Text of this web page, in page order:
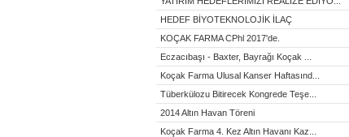
HEDEF BİYOTEKNOLOJİK İLAÇ
KOÇAK FARMA CPhl 2017'de.
Eczacıbaşı - Baxter, Bayrağı Koçak ...
Koçak Farma Ulusal Kanser Haftasınd...
Tüberkülozu Bitirecek Kongrede Teşe...
2014 Altın Havan Töreni
Koçak Farma 4. Kez Altın Havanı Kaz...